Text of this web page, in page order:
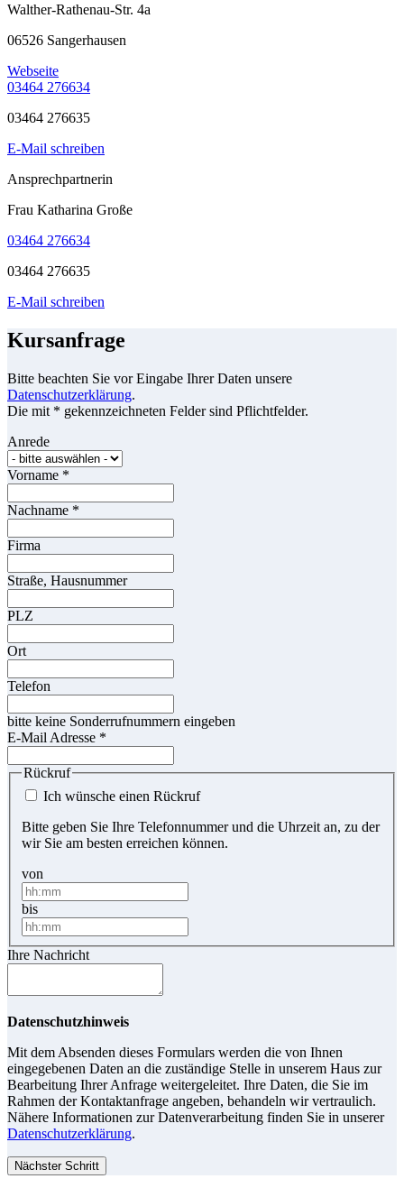
Walther-Rathenau-Str. 4a
06526 Sangerhausen
Webseite
03464 276634
03464 276635
E-Mail schreiben
Ansprechpartnerin
Frau Katharina Große
03464 276634
03464 276635
E-Mail schreiben
Kursanfrage
Bitte beachten Sie vor Eingabe Ihrer Daten unsere
Datenschutzerklärung.
Die mit * gekennzeichneten Felder sind Pflichtfelder.
Anrede
Vorname *
Nachname *
Firma
Straße, Hausnummer
PLZ
Ort
Telefon
bitte keine Sonderrufnummern eingeben
E-Mail Adresse *
Rückruf
Ich wünsche einen Rückruf
Bitte geben Sie Ihre Telefonnummer und die Uhrzeit an, zu der
wir Sie am besten erreichen können.
von
bis
Ihre Nachricht
Datenschutzhinweis
Mit dem Absenden dieses Formulars werden die von Ihnen
eingegebenen Daten an die zuständige Stelle in unserem Haus zur
Bearbeitung Ihrer Anfrage weitergeleitet. Ihre Daten, die Sie im
Rahmen der Kontaktanfrage angeben, behandeln wir vertraulich.
Nähere Informationen zur Datenverarbeitung finden Sie in unserer
Datenschutzerklärung.
Nächster Schritt